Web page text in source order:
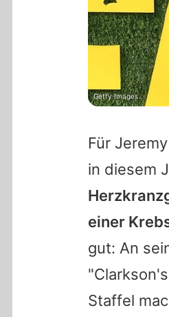
Für
in diesem
einer
gut: An
Staffel
Getty Images